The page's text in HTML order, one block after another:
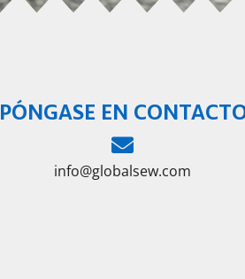
PÓNGASE EN
info@globalsew.com